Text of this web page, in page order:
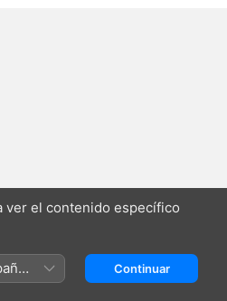
ver el contenido específico
Continuar